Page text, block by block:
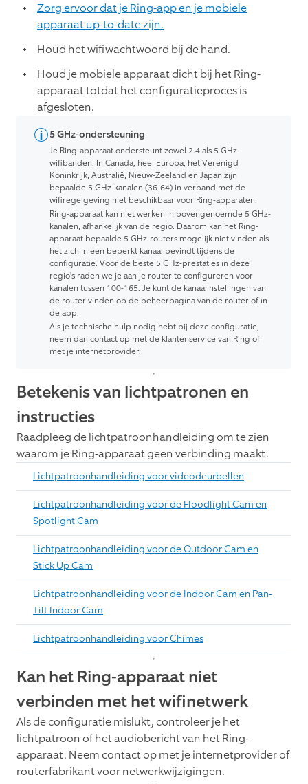
Zorg ervoor dat je Ring-app en je mobiele
apparaat up-to-date zijn.
Houd het wifiwachtwoord bij de hand.
Houd je mobiele apparaat dicht bij het Ring-
apparaat totdat het configuratieproces is
afgesloten.
5 GHz-ondersteuning
Je Ring-apparaat ondersteunt zowel 2.4 als 5 GHz-
wifibanden. In Canada, heel Europa, het Verenigd
Koninkrijk, Australië, Nieuw-Zeeland en Japan zijn
bepaalde 5 GHz-kanalen (36-64) in verband met de
wifiregelgeving niet beschikbaar voor Ring-apparaten.
Ring-apparaat kan niet werken in bovengenoemde 5 GHz-
kanalen, afhankelijk van de regio. Daarom kan het Ring-
apparaat bepaalde 5 GHz-routers mogelijk niet vinden als
het zich in een beperkt kanaal bevindt tijdens de
configuratie. Voor de beste 5 GHz-prestaties in deze
regio's raden we je aan je router te configureren voor
kanalen tussen 100-165. Je kunt de kanaalinstellingen van
de router vinden op de beheerpagina van de router of in
de app.
Als je technische hulp nodig hebt bij deze configuratie,
neem dan contact op met de klantenservice van Ring of
met je internetprovider.
Betekenis van lichtpatronen en
instructies
Raadpleeg de lichtpatroonhandleiding om te zien
waarom je Ring-apparaat geen verbinding maakt.
Lichtpatroonhandleiding voor videodeurbellen
Lichtpatroonhandleiding voor de Floodlight Cam en
Spotlight Cam
Lichtpatroonhandleiding voor de Outdoor Cam en
Stick Up Cam
Lichtpatroonhandleiding voor de Indoor Cam en Pan-
Tilt Indoor Cam
Lichtpatroonhandleiding voor Chimes
Kan het Ring-apparaat niet
verbinden met het wifinetwerk
Als de configuratie mislukt, controleer je het
lichtpatroon of het audiobericht van het Ring-
apparaat. Neem contact op met je internetprovider of
routerfabrikant voor netwerkwijzigingen.